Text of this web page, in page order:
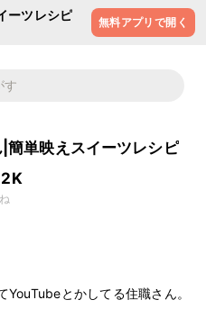
ーツレシピ
無料アプリで開く
簡単映えスイーツレシピ
とかしてる住職さん。